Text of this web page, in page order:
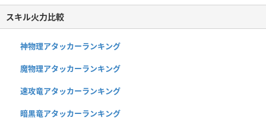
スキル火力比較
神物理アタッカーランキング
魔物理アタッカーランキング
速攻竜アタッカーランキング
暗黒竜アタッカーランキング